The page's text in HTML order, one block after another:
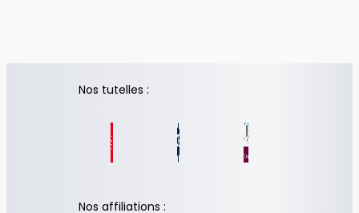
Nos tutelles :
Nos affiliations :